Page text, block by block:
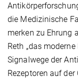
die Medizinische
merken zu Ehrung
Reth „das
Signalwege der
Rezeptoren auf